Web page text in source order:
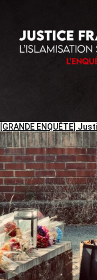
[GRANDE ENQUÊTE]